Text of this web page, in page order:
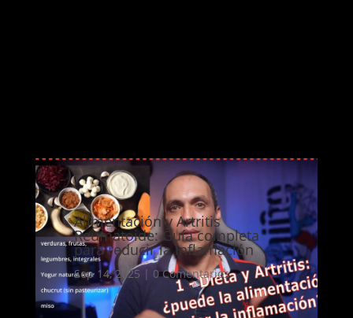
Alimentación y Artritis
Reumatoide: Guía completa
para reducir la inflamación
Sep 14, 2025 | 0 Comentarios